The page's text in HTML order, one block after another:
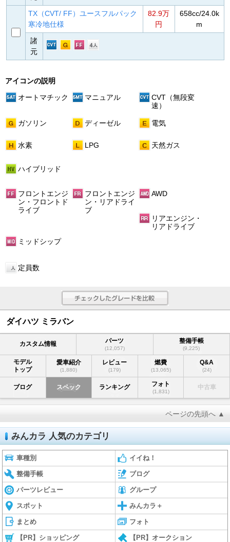
TX（CVT/ FF）ユースフルパック
寒冷地仕様
82.9万
円
658cc/24.0k
m
諸
元
アイコンの説明
オートマチック
マニュアル
CVT（無段変
速）
ガソリン ディーゼル 電気
水素 LPG 天然ガス
ハイブリッド
フロントエンジ
ン・フロントド
ライブ
フロントエンジ
ン・リアドライ
ブ
AWD
リアエンジン・
リアドライブ
ミッドシップ
定員数
ダイハツ ミラバン
カスタム情報 パーツ
(12,057)
整備手帳
(9,225)
モデル
トップ
愛車紹介
(1,880)
レビュー
(179)
燃費
(13,065)
Q&A
(24)
ブログ スペック ランキング フォト
(1,831)
中古車
ページの先頭へ ▲
みんカラ 人気のカテゴリ
車種別 イイね！
整備手帳 ブログ
パーツレビュー グループ
スポット みんカラ＋
まとめ フォト
【PR】ショッピング 【PR】オークション